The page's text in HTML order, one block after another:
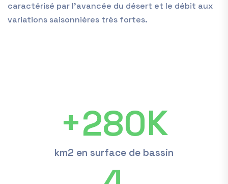
caractérisé par l’avancée du désert et le débit aux
variations saisonnières très fortes.
km2 en surface de bassin
+280K